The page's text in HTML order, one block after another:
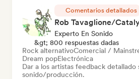
Comentarios detallados
Rob Tavaglione/
Experto En Sonido
&gt; 800 respuestas dadas
Rock alternativoComercial /
Dream popElectrónica
Dar a los artistas feedback detallado
sonido/producción.